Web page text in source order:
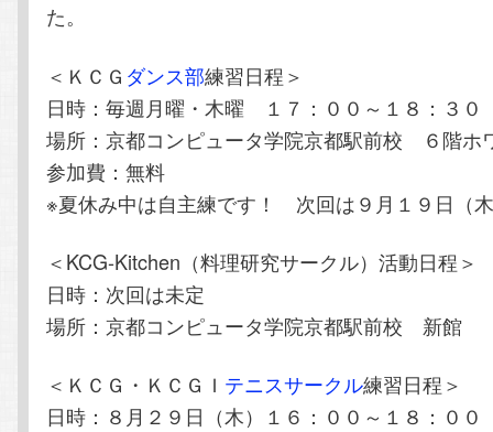
た。
＜ＫＣＧ ダンス部練習日程＞
日時：毎週月曜・木曜 １７：００～１８：３０
場所：京都コンピュータ学院京都駅前校 ６階ホ
参加費：無料
※夏休み中は自主練です！ 次回は９月１９日（
＜KCG-Kitchen（料理研究サークル）活動日程＞
日時：次回は未定
場所：京都コンピュータ学院京都駅前校 新館
＜ＫＣＧ・ＫＣＧＩ テニスサークル練習日程＞
日時：８月２９日（木）１６：００～１８：００